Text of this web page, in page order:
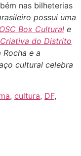
nas bilheterias
possui uma
OSC Box Cultural e
do Distrito
e a
cultural celebra
, cultura, DF,